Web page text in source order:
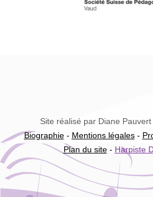
Site réalisé par Diane
Biographie- Mentions légales-
Plan du site- Harpiste